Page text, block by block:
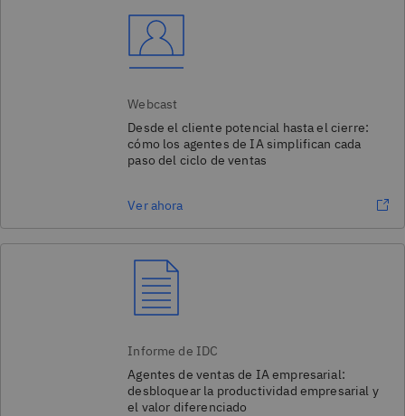
Webcast
Desde el cliente potencial hasta el cierre:
cómo los agentes de IA simplifican cada
paso del ciclo de ventas
Ver ahora
Informe de IDC
Agentes de ventas de IA empresarial:
desbloquear la productividad empresarial y
el valor diferenciado